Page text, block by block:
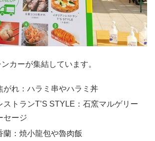
カーが集結しています。
がれ：ハラミ串やハラミ丼
ストランT’S STYLE：石窯マルゲリー
セージ
蘭：焼小龍包や魯肉飯